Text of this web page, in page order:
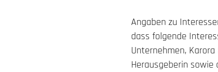
Angaben zu
dass folgende
Unternehmen,
Herausgeberin